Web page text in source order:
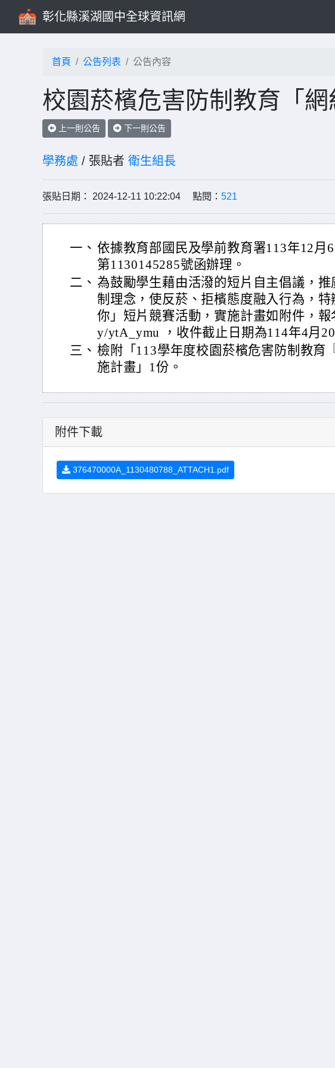
彰化縣溪湖國中全球資訊網
首頁 公告列表 公告內容
校園菸檳危害防制教育「
上一則公告 下一則公告
學務處 / 張貼者 衛生組長
張貼日期： 2024-12-11 10:22:04 點閱： 521
一、 依據教育部國民及學前教育署113年12月
第1130145285號函辦理。
二、 為鼓勵學生藉由活潑的短片自主倡議，
制理念，使反菸、拒檳態度融入行為，
你」短片競賽活動，實施計畫如附件，
y/ytA_ymu ，收件截止日期為114年4月20
三、 檢附「113學年度校園菸檳危害防制教育
施計畫」1份。
附件下載
376470000A_1130480788_ATTACH1.pdf